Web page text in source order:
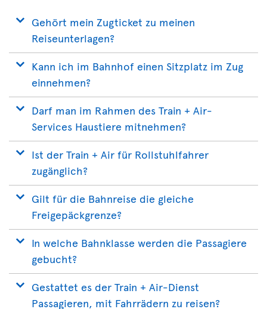
Gehört mein Zugticket zu meinen
Reiseunterlagen?
Kann ich im Bahnhof einen Sitzplatz im Zug
einnehmen?
Darf man im Rahmen des Train + Air-
Services Haustiere mitnehmen?
Ist der Train + Air für Rollstuhlfahrer
zugänglich?
Gilt für die Bahnreise die gleiche
Freigepäckgrenze?
In welche Bahnklasse werden die Passagiere
gebucht?
Gestattet es der Train + Air-Dienst
Passagieren, mit Fahrrädern zu reisen?